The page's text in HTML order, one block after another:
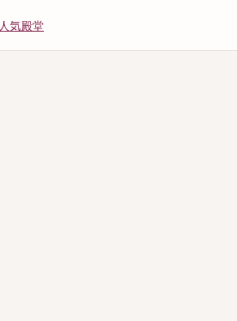
人気殿堂